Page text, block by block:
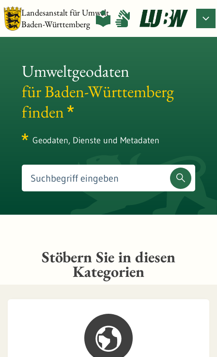
Landesanstalt für Umwelt
Baden-Württemberg
Umweltgeodaten
für Baden-Württemberg
finden
Geodaten, Dienste und Metadaten
Stöbern Sie in diesen
Kategorien